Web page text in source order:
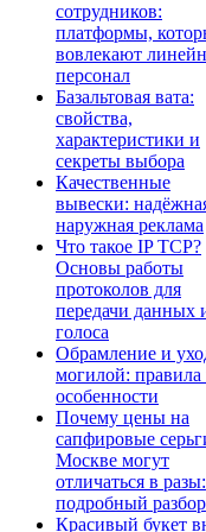
сотрудников:
платформы,
вовлекают
персонал
Базальтовая вата:
свойства,
характеристики и
секреты выбора
Качественные
вывески:
наружная реклама
Что такое IP TCP?
Основы работы
протоколов для
передачи данных
голоса
Обрамление и
могилой: правила
особенности
Почему цены на
сапфировые
Москве могут
отличаться в разы:
подробный разбор
Красивый букет